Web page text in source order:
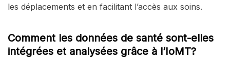
les déplacements et en facilitant l’accès aux soins.
Comment les données de santé sont-elles
intégrées et analysées grâce à l’IoMT?